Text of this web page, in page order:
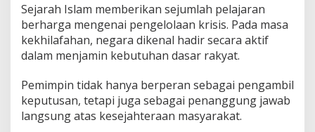
Sejarah Islam memberikan sejumlah pelajaran
berharga mengenai pengelolaan krisis. Pada masa
kekhilafahan, negara dikenal hadir secara aktif
dalam menjamin kebutuhan dasar rakyat.
Pemimpin tidak hanya berperan sebagai pengambil
keputusan, tetapi juga sebagai penanggung jawab
langsung atas kesejahteraan masyarakat.